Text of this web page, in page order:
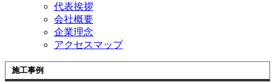
代表挨拶
会社概要
企業理念
アクセスマップ
施工事例